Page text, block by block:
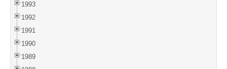
1993
1992
1991
1990
1989